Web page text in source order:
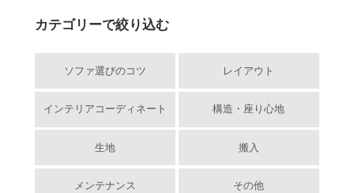
カテゴリーで絞り込む
ソファ選びのコツ レイアウト
インテリアコーディネート 構造・座り心地
生地 搬入
メンテナンス その他